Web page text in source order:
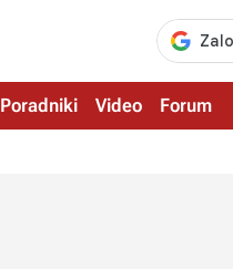
Poradniki Video Forum